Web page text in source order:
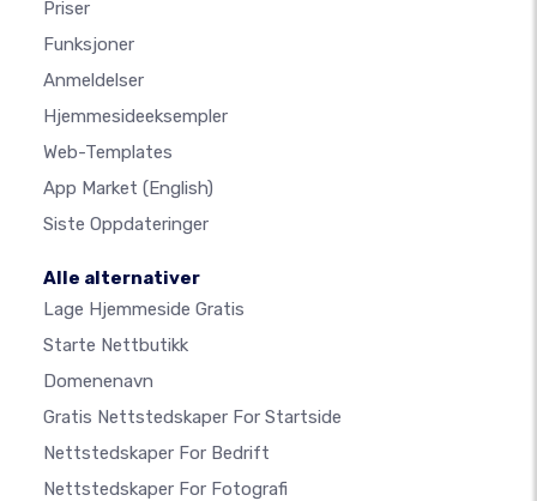
Priser
Funksjoner
Anmeldelser
Hjemmesideeksempler
Web-Templates
App Market (English)
Siste Oppdateringer
Alle alternativer
Lage Hjemmeside Gratis
Starte Nettbutikk
Domenenavn
Gratis Nettstedskaper For Startside
Nettstedskaper For Bedrift
Nettstedskaper For Fotografi